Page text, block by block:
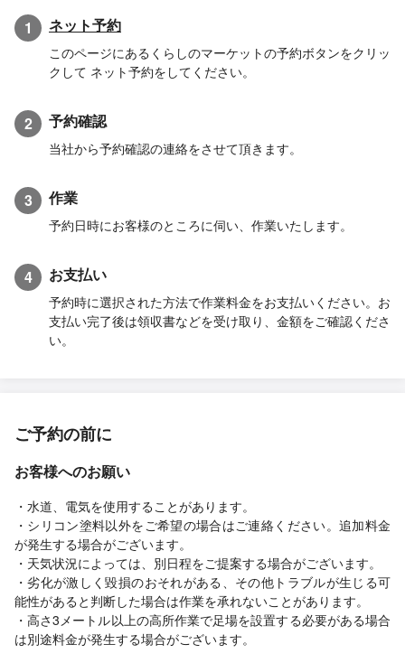
1 ネット予約
このページにあるくらしのマーケットの予約ボタンをクリッ
クして ネット予約をしてください。
2 予約確認
当社から予約確認の連絡をさせて頂きます。
3 作業
予約日時にお客様のところに伺い、作業いたします。
4 お支払い
予約時に選択された方法で作業料金をお支払いください。お
支払い完了後は領収書などを受け取り、金額をご確認くださ
い。
ご予約の前に
お客様へのお願い
・水道、電気を使用することがあります。
・シリコン塗料以外をご希望の場合はご連絡ください。追加料金
が発生する場合がございます。
・天気状況によっては、別日程をご提案する場合がございます。
・劣化が激しく毀損のおそれがある、その他トラブルが生じる可
能性があると判断した場合は作業を承れないことがあります。
・高さ3メートル以上の高所作業で足場を設置する必要がある場合
は別途料金が発生する場合がございます。